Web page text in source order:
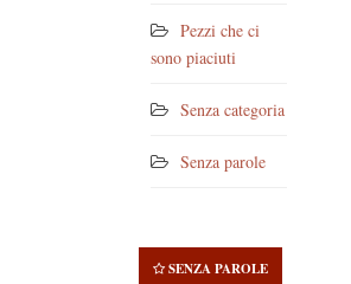
Pezzi che ci
sono piaciuti
Senza categoria
Senza parole
SENZA PAROLE